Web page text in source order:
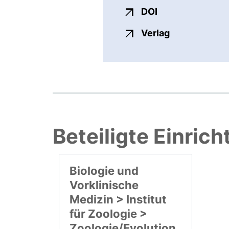
DOI
Verlagexterner
Beteiligte
Biologie und
Vorklinische
Medizin > Institut
für Zoologie >